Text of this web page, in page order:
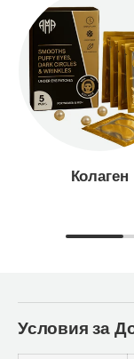
Колаген
Условия за